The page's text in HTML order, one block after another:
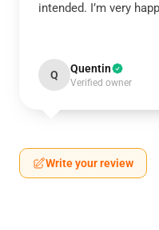
intended. I’m very
Q Quentin
Verified owner
Write your review